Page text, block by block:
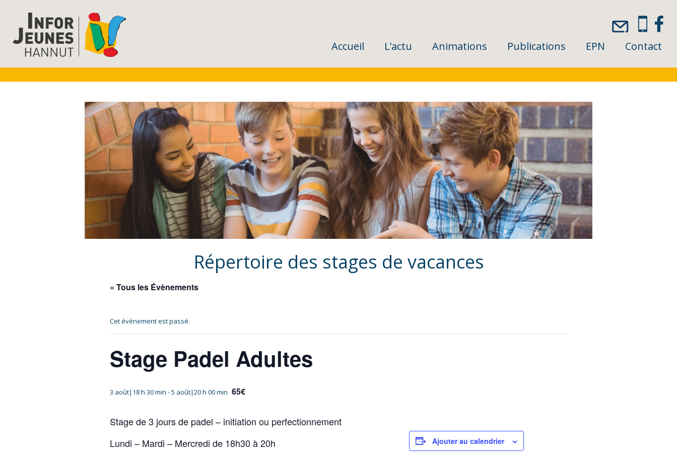
Accueil L’actu Animations Publications EPN Contact
Répertoire des stages de vacances
« Tous les Évènements
Cet évènement est passé.
Stage Padel Adultes
3 août|18 h 30 min -5 août|20 h 00 min 65€
Stage de 3 jours de padel – initiation ou perfectionnement
Lundi – Mardi – Mercredi de 18h30 à 20h
Ajouter au calendrier